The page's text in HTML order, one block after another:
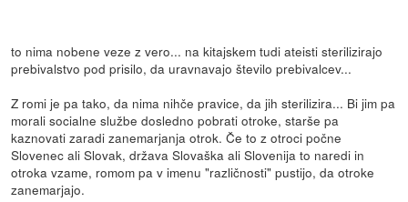
to nima nobene veze z vero... na kitajskem tudi ateisti sterilizirajo
prebivalstvo pod prisilo, da uravnavajo število prebivalcev...
Z romi je pa tako, da nima nihče pravice, da jih sterilizira... Bi jim pa
morali socialne službe dosledno pobrati otroke, starše pa
kaznovati zaradi zanemarjanja otrok. Če to z otroci počne
Slovenec ali Slovak, država Slovaška ali Slovenija to naredi in
otroka vzame, romom pa v imenu "različnosti" pustijo, da otroke
zanemarjajo.